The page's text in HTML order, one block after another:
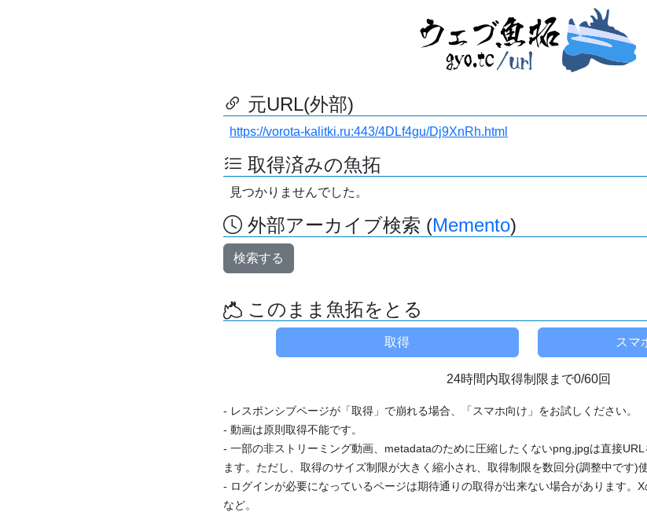
元URL(外部)
https://vorota-kalitki.ru:443/4DLf4gu/Dj9XnRh.html
取得済みの魚拓
見つかりませんでした。
外部アーカイブ検索 (Memento)
検索する
このまま魚拓をとる
24時間内取得制限まで0/60回
- レスポンシブページが「取得」で崩れる場合、「スマホ向け」をお試しください。
- 動画は原則取得不能です。
- 一部の非ストリーミング動画、metadataのために圧縮したくないpng,jpgは直接
ます。ただし、取得のサイズ制限が大きく縮小され、取得制限を数回分(調整中です)使
- ログインが必要になっているページは期待通りの取得が出来ない場合があります。
など。